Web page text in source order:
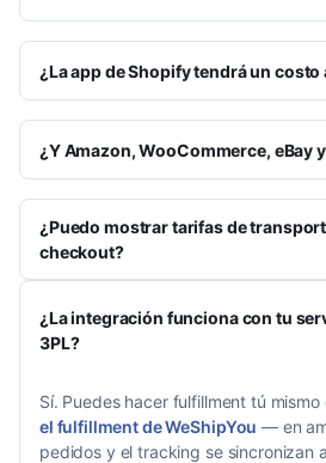
¿La app de Shopify tendrá un
¿Y Amazon, WooCommerce, eBay
¿Puedo mostrar tarifas de
checkout?
¿La integración funciona con tu
3PL?
Sí. Puedes hacer fulfillment tú mismo
el fulfillment de WeShipYou — en
pedidos y el tracking se sincronizan